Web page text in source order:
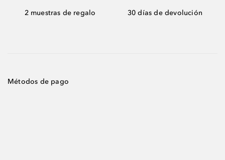
2 muestras de regalo 30 días de devolución
Métodos de pago